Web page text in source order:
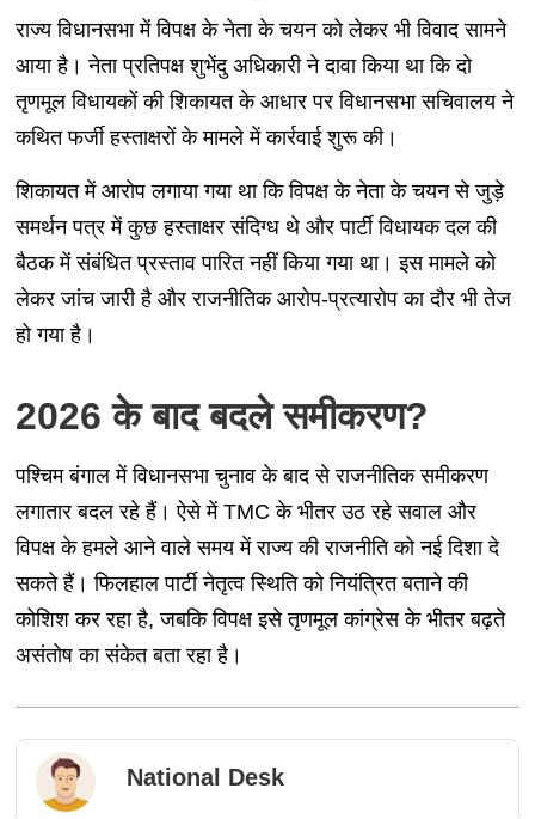
राज्य विधानसभा में विपक्ष के नेता के चयन को लेकर भी विवाद सामने
आया है। नेता प्रतिपक्ष शुभेंदु अधिकारी ने दावा किया था कि दो
तृणमूल विधायकों की शिकायत के आधार पर विधानसभा सचिवालय ने
कथित फर्जी हस्ताक्षरों के मामले में कार्रवाई शुरू की।
शिकायत में आरोप लगाया गया था कि विपक्ष के नेता के चयन से जुड़े
समर्थन पत्र में कुछ हस्ताक्षर संदिग्ध थे और पार्टी विधायक दल की
बैठक में संबंधित प्रस्ताव पारित नहीं किया गया था। इस मामले को
लेकर जांच जारी है और राजनीतिक आरोप-प्रत्यारोप का दौर भी तेज
हो गया है।
2026 के बाद बदले समीकरण?
पश्चिम बंगाल में विधानसभा चुनाव के बाद से राजनीतिक समीकरण
लगातार बदल रहे हैं। ऐसे में TMC के भीतर उठ रहे सवाल और
विपक्ष के हमले आने वाले समय में राज्य की राजनीति को नई दिशा दे
सकते हैं। फिलहाल पार्टी नेतृत्व स्थिति को नियंत्रित बताने की
कोशिश कर रहा है, जबकि विपक्ष इसे तृणमूल कांग्रेस के भीतर बढ़ते
असंतोष का संकेत बता रहा है।
National Desk